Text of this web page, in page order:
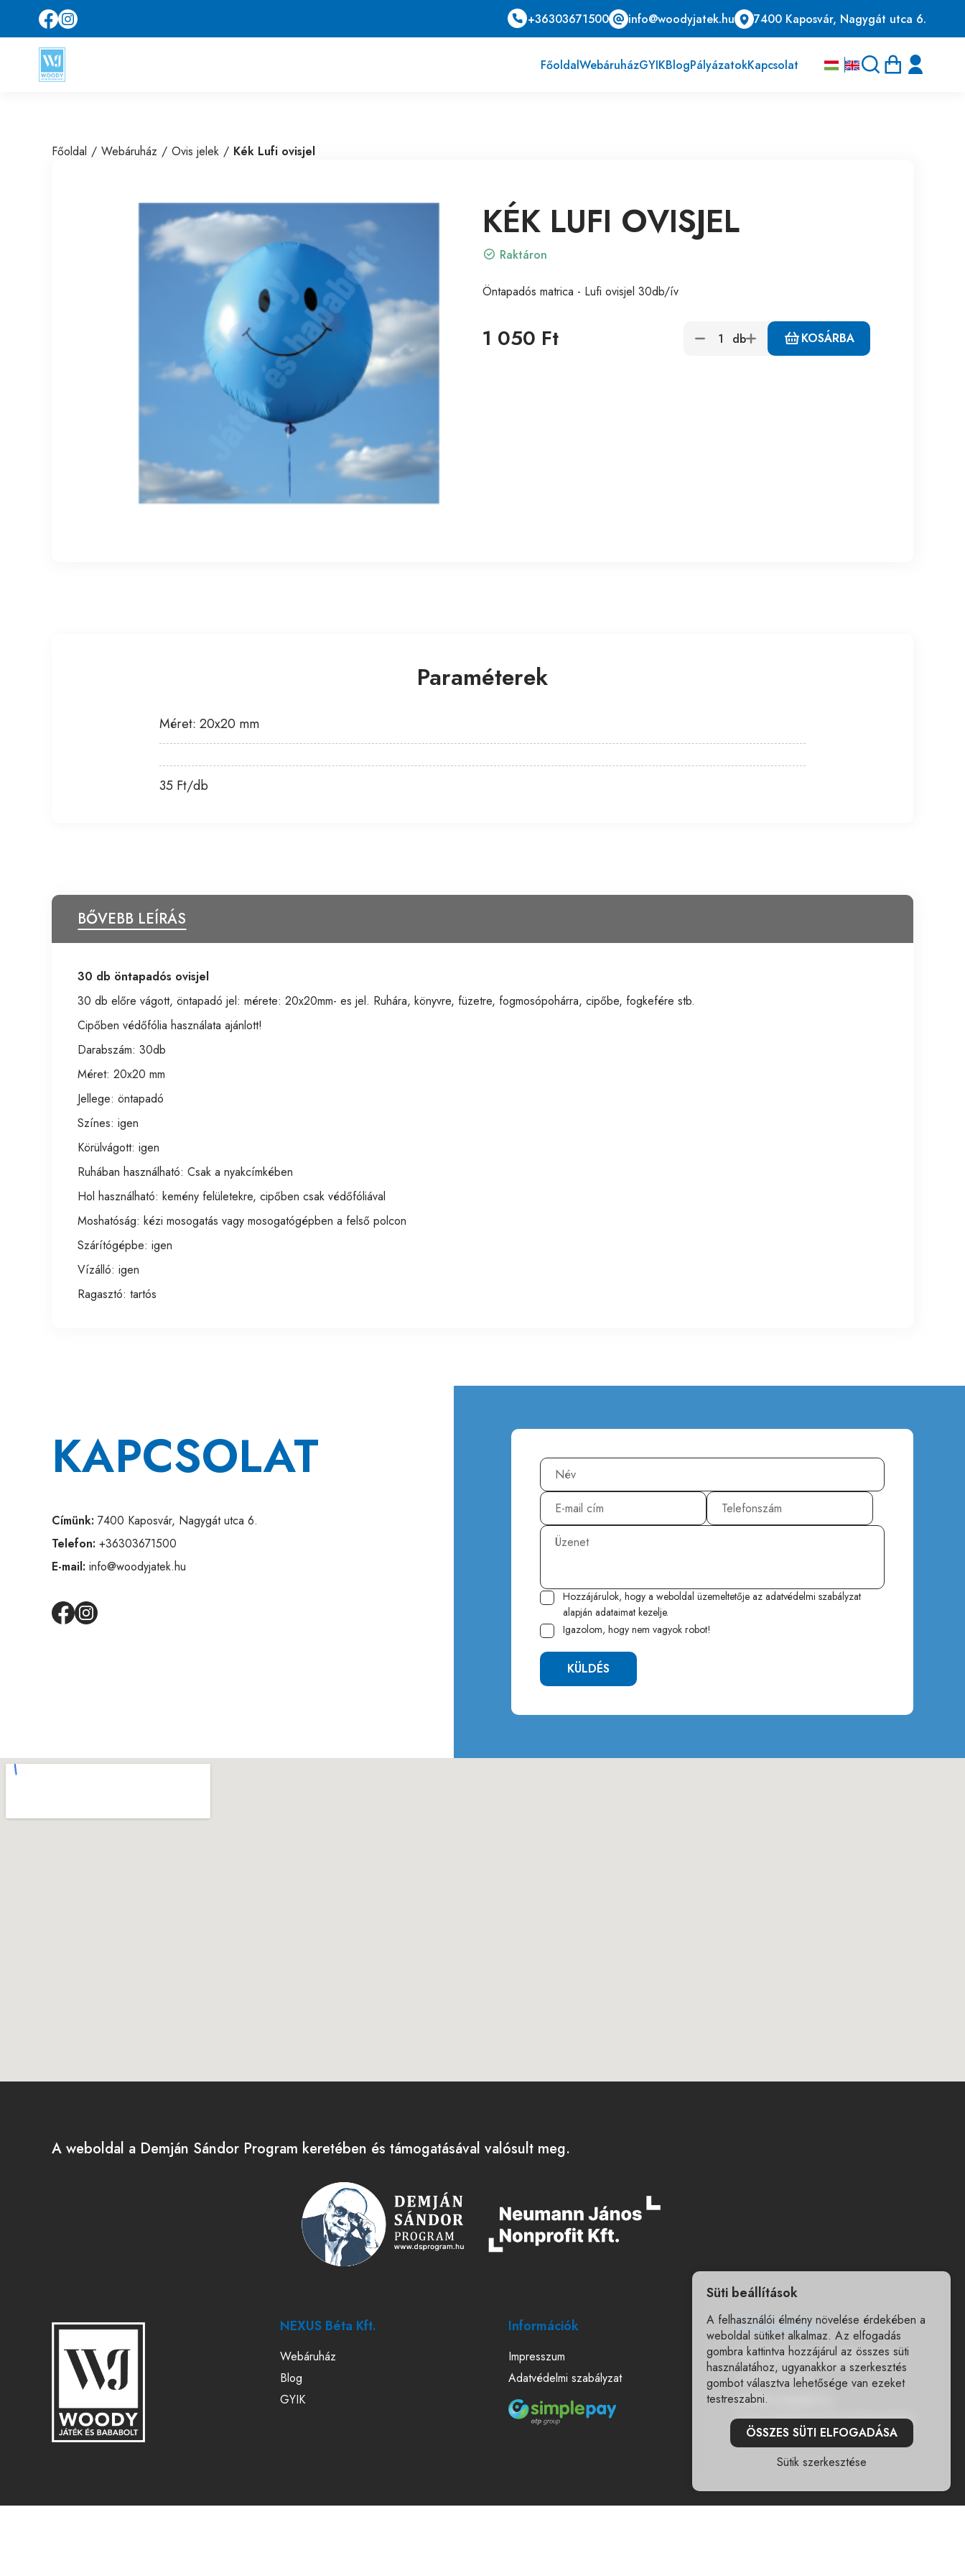
+36303671500 info@woodyjatek.hu 7400 Kaposvár, Nagygát utca 6.
FőoldalWebáruházGYIKBlogPályázatokKapcsolat
Főoldal Webáruház Ovis jelek Kék Lufi ovisjel
KÉK LUFI OVISJEL
Raktáron
Öntapadós matrica - Lufi ovisjel 30db/ív
1 050 Ft db KOSÁRBA
Paraméterek
Méret: 20x20 mm
35 Ft/db
BŐVEBB LEÍRÁS
30 db öntapadós ovisjel
30 db előre vágott, öntapadó jel: mérete: 20x20mm- es jel. Ruhára, könyvre, füzetre, fogmosópohárra, cipőbe, fogkefére stb.
Cipőben védőfólia használata ajánlott!
Darabszám: 30db
Méret: 20x20 mm
Jellege: öntapadó
Színes: igen
Körülvágott: igen
Ruhában használható: Csak a nyakcímkében
Hol használható: kemény felületekre, cipőben csak védőfóliával
Moshatóság: kézi mosogatás vagy mosogatógépben a felső polcon
Szárítógépbe: igen
Vízálló: igen
Ragasztó: tartós
KAPCSOLAT
Címünk: 7400 Kaposvár, Nagygát utca 6.
Telefon: +36303671500
E-mail: info@woodyjatek.hu
Hozzájárulok, hogy a weboldal üzemeltetője az adatvédelmi szabályzat
alapján adataimat kezelje.
Igazolom, hogy nem vagyok robot!
KÜLDÉS
A weboldal a Demján Sándor Program keretében és támogatásával valósult meg.
NEXUS Béta Kft.
Webáruház
Blog
GYIK
Információk
Impresszum
Adatvédelmi szabályzat
Elérhetőségek
7400 Kaposvár, Nagygát utca 6.
+36303671500
info@woodyjatek.hu
CSAK WEBSHOPOS ÉRTÉKESÍTÉS
Süti beállítások
A felhasználói élmény növelése érdekében a
weboldal sütiket alkalmaz. Az elfogadás
gombra kattintva hozzájárul az összes süti
használatához, ugyanakkor a szerkesztés
gombot választva lehetősége van ezeket
testreszabni.
ÖSSZES SÜTI ELFOGADÁSA
Sütik szerkesztése